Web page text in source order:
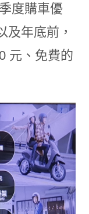
度購車優
及年底前，
元、免費的